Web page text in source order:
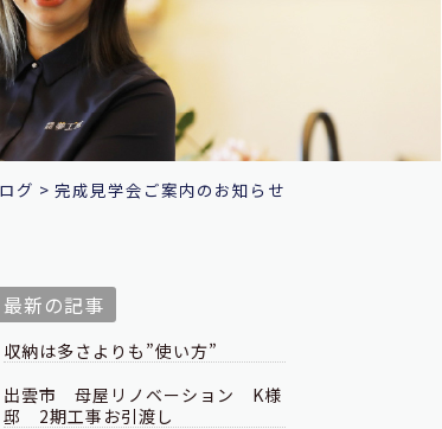
日
グ > 完成見学会ご案内のお知らせ
最新の記事
収納は多さよりも”使い方”
出雲市 母屋リノベーション K様
邸 2期工事お引渡し